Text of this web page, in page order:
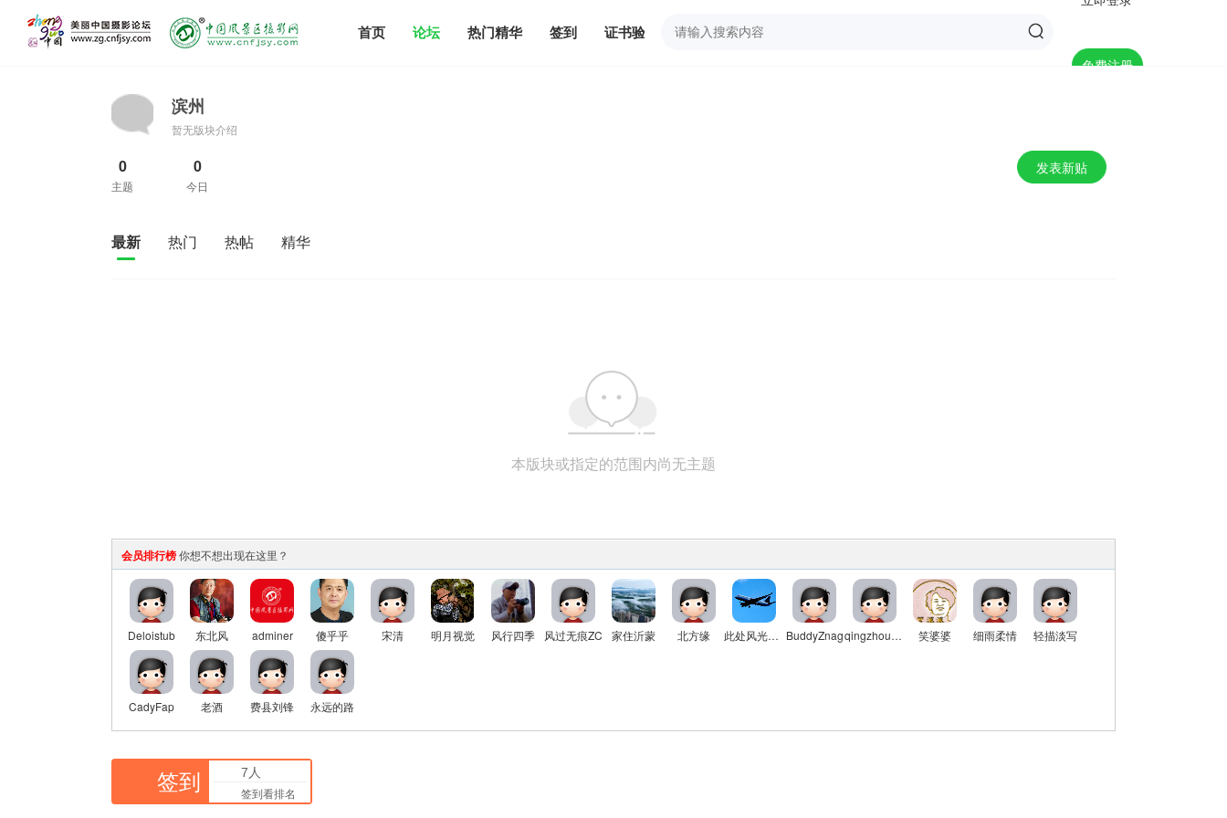
首页 论坛 热门精华 签到 证书验证
免费注册
滨州
暂无版块介绍
0
主题
0
今日
发表新贴
最新 热门 热帖 精华
本版块或指定的范围内尚无主题
会员排行榜你想不想出现在这里？
Deloistub 东北风 adminer 傻乎乎 宋清 明月视觉 风行四季 风过无痕ZC 家住沂蒙 北方缘 此处风光独好 BuddyZnag qingzhouyou 笑婆婆 细雨柔情 轻描淡写
CadyFap 老酒 费县刘锋 永远的路
签到 7人
签到看排名